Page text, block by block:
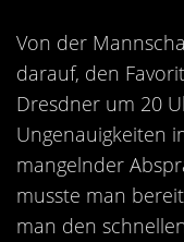
Von der
darauf, den
Dresdner um 20
Ungenauigkeiten
mangelnder
musste man
man den